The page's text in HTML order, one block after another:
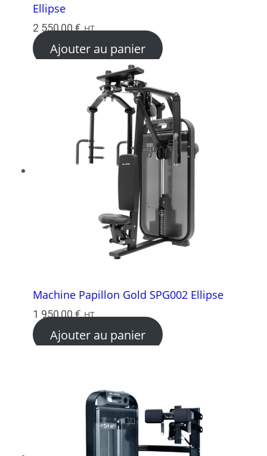
Ellipse
2 550,00€ HT
Ajouter au panier
Machine Papillon Gold SPG002 Ellipse
1 950,00€ HT
Ajouter au panier